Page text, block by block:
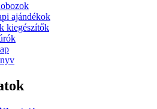
ajándékok
kiegészítők